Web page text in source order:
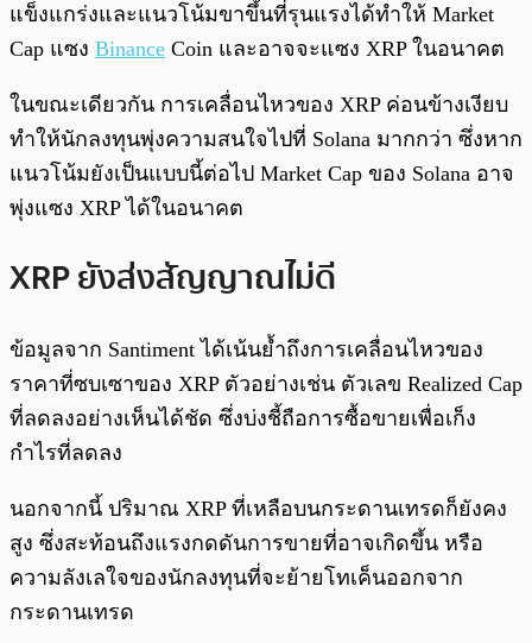
แข็งแกร่งและแนวโน้มขาขึ้นที่รุนแรงได้ทำให้ Market
Cap แซง Binance Coin และอาจจะแซง XRP ในอนาคต
ในขณะเดียวกัน การเคลื่อนไหวของ XRP ค่อนข้างเงียบ
ทำให้นักลงทุนพุ่งความสนใจไปที่ Solana มากกว่า ซึ่งหาก
แนวโน้มยังเป็นแบบนี้ต่อไป Market Cap ของ Solana อาจ
พุ่งแซง XRP ได้ในอนาคต
XRP ยังส่งสัญญาณไม่ดี
ข้อมูลจาก Santiment ได้เน้นย้ำถึงการเคลื่อนไหวของ
ราคาที่ซบเซาของ XRP ตัวอย่างเช่น ตัวเลข Realized Cap
ที่ลดลงอย่างเห็นได้ชัด ซึ่งบ่งชี้ถือการซื้อขายเพื่อเก็ง
กำไรที่ลดลง
นอกจากนี้ ปริมาณ XRP ที่เหลือบนกระดานเทรดก็ยังคง
สูง ซึ่งสะท้อนถึงแรงกดดันการขายที่อาจเกิดขึ้น หรือ
ความลังเลใจของนักลงทุนที่จะย้ายโทเค็นออกจาก
กระดานเทรด